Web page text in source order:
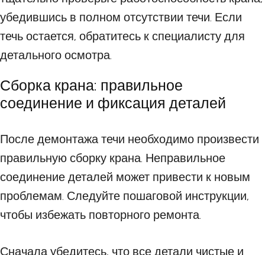
убедившись в полном отсутствии течи. Если
течь остается, обратитесь к специалисту для
детального осмотра.
Сборка крана: правильное
соединение и фиксация деталей
После демонтажа течи необходимо произвести
правильную сборку крана. Неправильное
соединение деталей может привести к новым
проблемам. Следуйте пошаговой инструкции,
чтобы избежать повторного ремонта.
Сначала убедитесь, что все детали чистые и